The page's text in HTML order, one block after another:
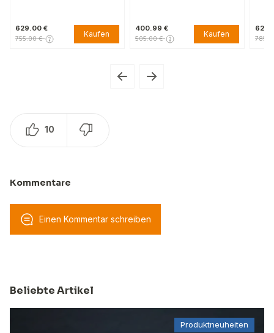
400.99 €
505.00 € Kaufen
629.00 €
785.00 € Kaufen
10
Kommentare
Einen Kommentar schreiben
Beliebte Artikel
Produktneuheiten